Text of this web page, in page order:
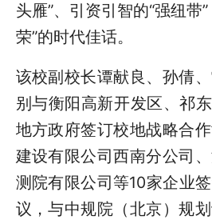
头雁”、引资引智的“强纽带
荣”的时代佳话。
该校副校长谭献良、孙倩
别与衡阳高新开发区、祁
地方政府签订校地战略合
建设有限公司西南分公司
测院有限公司等10家企业
议，与中规院（北京）规